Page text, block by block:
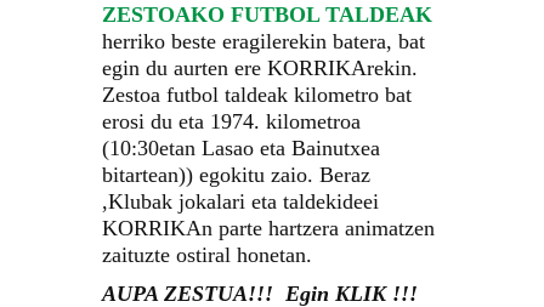
ZESTOAKO FUTBOL TALDEAK
herriko beste eragilerekin batera, bat
egin du aurten ere KORRIKArekin.
Zestoa futbol taldeak kilometro bat
erosi du eta 1974. kilometroa
(10:30etan Lasao eta Bainutxea
bitartean)) egokitu zaio. Beraz
,Klubak jokalari eta taldekideei
KORRIKAn parte hartzera animatzen
zaituzte ostiral honetan.
AUPA ZESTUA!!! Egin KLIK !!!